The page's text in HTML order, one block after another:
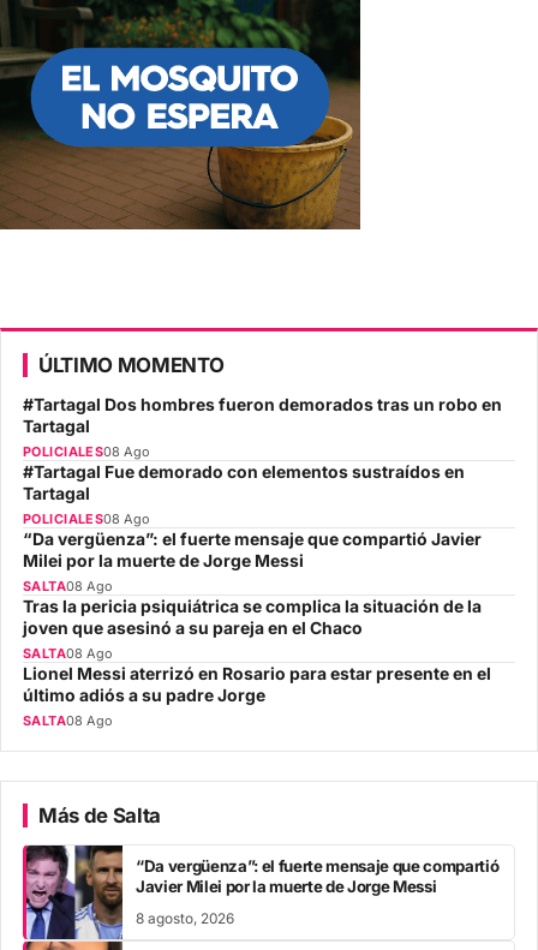
ÚLTIMO MOMENTO
#Tartagal Dos hombres fueron demorados tras un robo en
Tartagal
POLICIALES08 Ago
#Tartagal Fue demorado con elementos sustraídos en
Tartagal
POLICIALES08 Ago
“Da vergüenza”: el fuerte mensaje que compartió Javier
Milei por la muerte de Jorge Messi
SALTA08 Ago
Tras la pericia psiquiátrica se complica la situación de la
joven que asesinó a su pareja en el Chaco
SALTA08 Ago
Lionel Messi aterrizó en Rosario para estar presente en el
último adiós a su padre Jorge
SALTA08 Ago
Más de Salta
“Da vergüenza”: el fuerte mensaje que compartió
Javier Milei por la muerte de Jorge Messi
8 agosto, 2026